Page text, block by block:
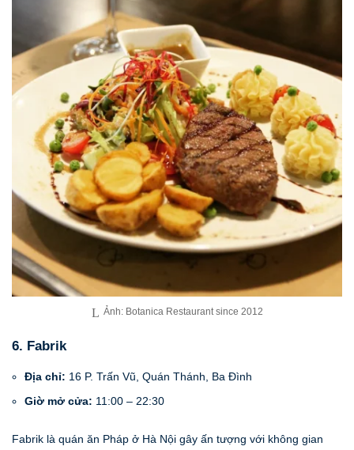
Ảnh: Botanica Restaurant since 2012
6. Fabrik
Địa chỉ: 16 P. Trấn Vũ, Quán Thánh, Ba Đình
Giờ mở cửa: 11:00 – 22:30
Fabrik là quán ăn Pháp ở Hà Nội gây ấn tượng với không gian